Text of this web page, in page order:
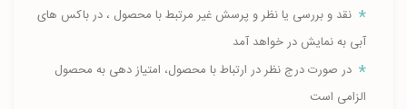
نقد و بررسی یا نظر و پرسش غیر مرتبط با محصول ، در باکس های
آبی به نمایش در خواهد آمد
در صورت درج نظر در ارتباط با محصول، امتیاز دهی به محصول
الزامی است